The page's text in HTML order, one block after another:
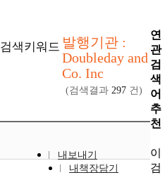
검색키워드 발행기관 :
Doubleday and
Co. Inc
(검색결과 297 건)
내보내기
내책장담기
연
관
검
색
어
추
천
이
검